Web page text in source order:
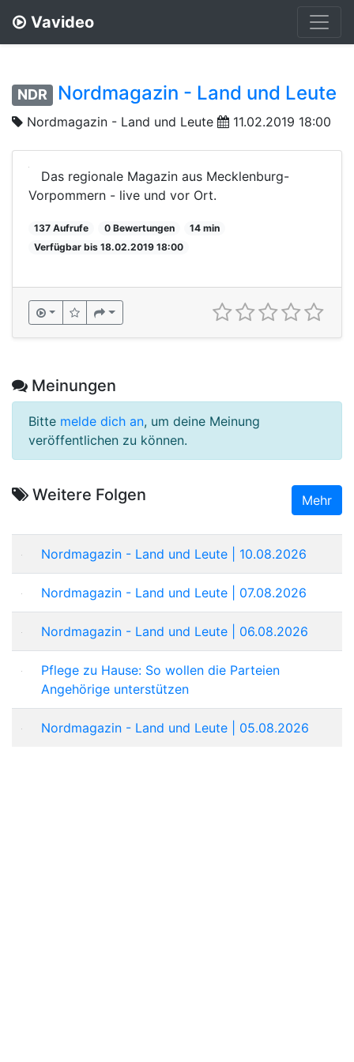
Vavideo
NDR Nordmagazin - Land und Leute
Nordmagazin - Land und Leute 11.02.2019 18:00
Das regionale Magazin aus Mecklenburg-
Vorpommern - live und vor Ort.
137 Aufrufe 0 Bewertungen
14 min
Verfügbar bis 18.02.2019 18:00
Meinungen
Bitte melde dich an, um deine Meinung
veröffentlichen zu können.
Weitere Folgen Mehr
Nordmagazin - Land und Leute | 10.08.2026
Nordmagazin - Land und Leute | 07.08.2026
Nordmagazin - Land und Leute | 06.08.2026
Pflege zu Hause: So wollen die Parteien
Angehörige unterstützen
Nordmagazin - Land und Leute | 05.08.2026